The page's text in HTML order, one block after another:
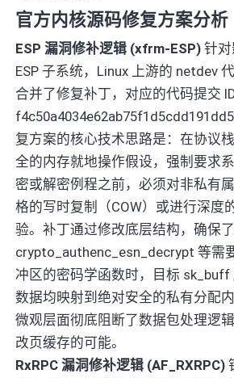
官方内核源码修复方案分析
ESP 漏洞修补逻辑 (xfrm-ESP) 针
ESP 子系统，Linux 上游的 netdev
合并了修复补丁，对应的代码提交
复方案的核心技术思路是：在协议
全的内存就地操作假设，强制要求
密或解密例程之前，必须对非私有
格的写时复制（COW）或进行深度
验。补丁通过修改底层结构，确保
crypto_authenc_esn_decrypt 等需
冲区的密码学函数时，目标
数据均映射到绝对安全的私有分配
微观层面彻底阻断了数据包处理逻
改页缓存的可能。
RxRPC 漏洞修补逻辑 (AF_RXRPC)